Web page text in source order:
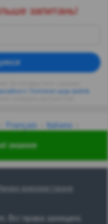
знання
запитань!
Français
Italiano
한국어
Умови використання
Всі права захищені.